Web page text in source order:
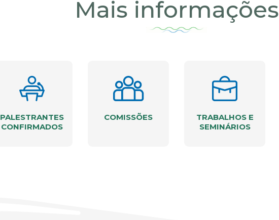
Mais informações
PALESTRANTES
CONFIRMADOS
COMISSÕES
TRABALHOS E
SEMINÁRIOS